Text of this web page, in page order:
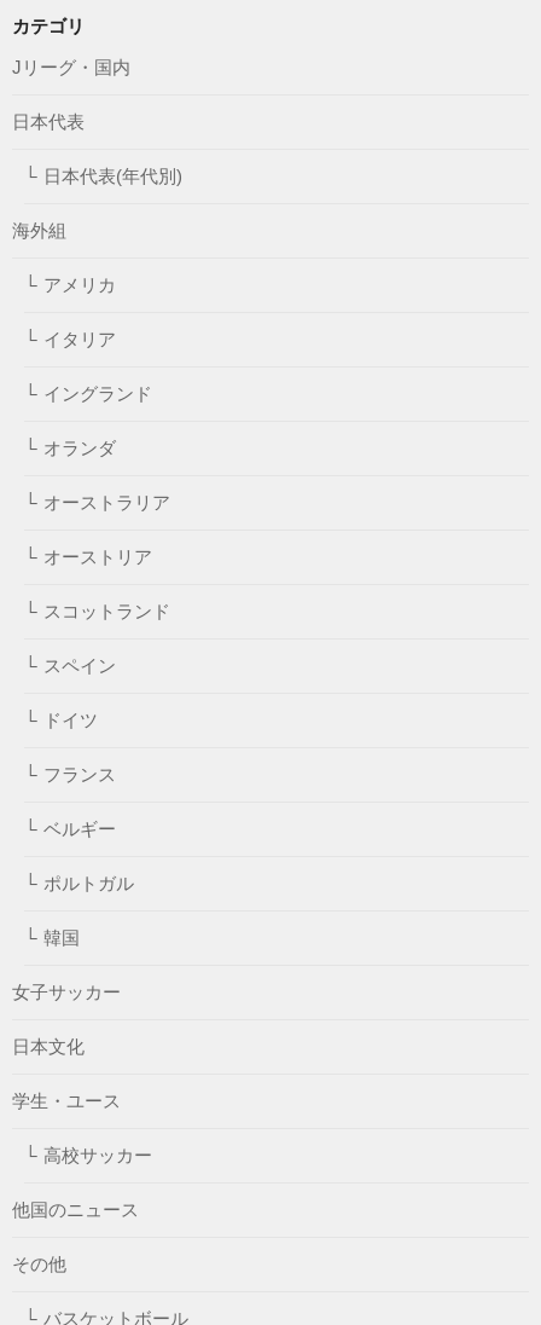
カテゴリ
Jリーグ・国内
日本代表
日本代表(年代別)
海外組
アメリカ
イタリア
イングランド
オランダ
オーストラリア
オーストリア
スコットランド
スペイン
ドイツ
フランス
ベルギー
ポルトガル
韓国
女子サッカー
日本文化
学生・ユース
高校サッカー
他国のニュース
その他
バスケットボール